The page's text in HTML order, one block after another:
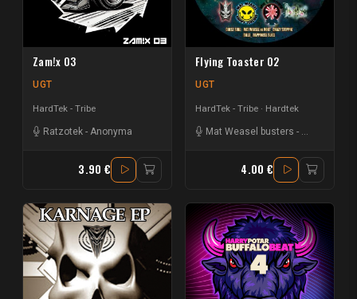
Zam!x 03
UGT
HardTek - Tribe
Ratzotek - Anonyma
3.90 €
Flying Toaster 02
UGT
HardTek - Tribe Hardtek
Mat Weasel busters - Dr looney
4.00 €